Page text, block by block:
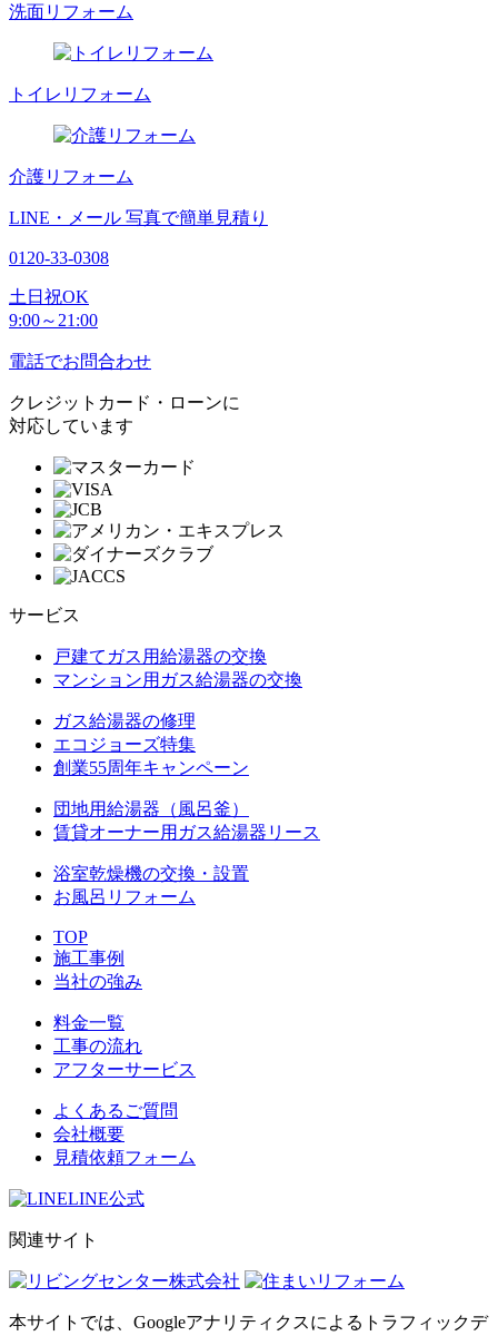
洗面リフォーム
トイレリフォーム
介護リフォーム
LINE・メール 写真で簡単見積り
0120-33-0308
土日祝OK
9:00～21:00
電話でお問合わせ
クレジットカード・ローンに
対応しています
サービス
戸建てガス用給湯器の交換
マンション用ガス給湯器の交換
ガス給湯器の修理
エコジョーズ特集
創業55周年キャンペーン
団地用給湯器（風呂釜）
賃貸オーナー用ガス給湯器リース
浴室乾燥機の交換・設置
お風呂リフォーム
TOP
施工事例
当社の強み
料金一覧
工事の流れ
アフターサービス
よくあるご質問
会社概要
見積依頼フォーム
LINE公式
関連サイト
本サイトでは、Googleアナリティクスによるトラフィックデ